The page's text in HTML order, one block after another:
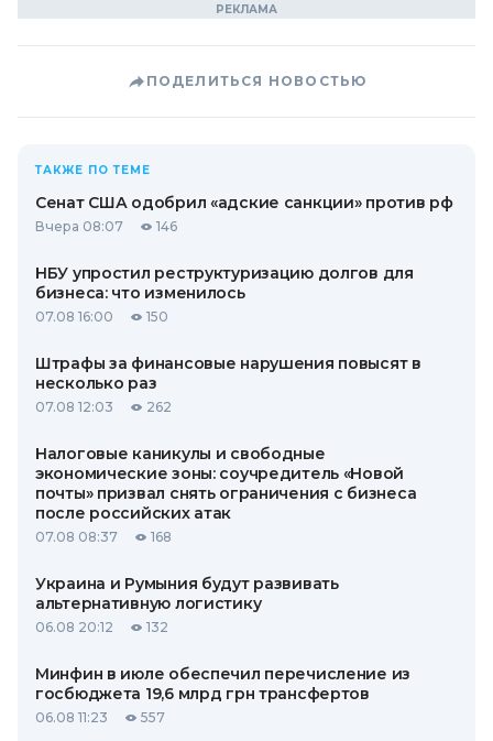
ПОДЕЛИТЬСЯ НОВОСТЬЮ
ТАКЖЕ ПО ТЕМЕ
Сенат США одобрил «адские санкции» против рф
Вчера 08:07 146
НБУ упростил реструктуризацию долгов для
бизнеса: что изменилось
07.08 16:00 150
Штрафы за финансовые нарушения повысят в
несколько раз
07.08 12:03 262
Налоговые каникулы и свободные
экономические зоны: соучредитель «Новой
почты» призвал снять ограничения с бизнеса
после российских атак
07.08 08:37 168
Украина и Румыния будут развивать
альтернативную логистику
06.08 20:12 132
Минфин в июле обеспечил перечисление из
госбюджета 19,6 млрд грн трансфертов
06.08 11:23 557